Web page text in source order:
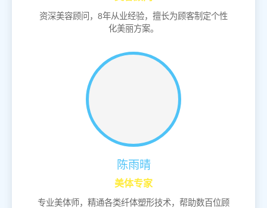
资深美容顾问，8年从业经验，擅长为顾客制定个性
化美丽方案。
陈雨晴
美体专家
专业美体师，精通各类纤体塑形技术，帮助数百位顾